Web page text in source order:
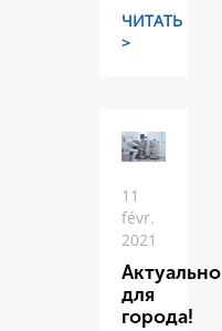
ЧИТАТЬ
>
11
févr.
2021
Актуально
для
города!